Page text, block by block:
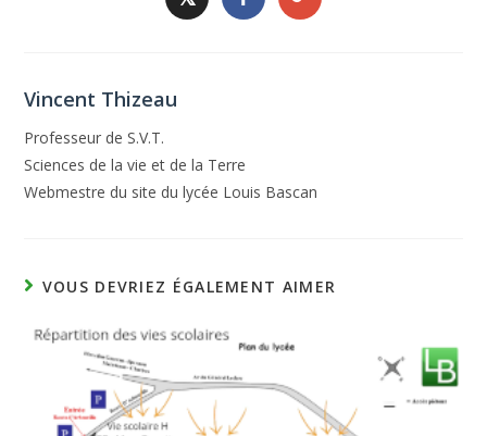
Vincent Thizeau
Professeur de S.V.T.
Sciences de la vie et de la Terre
Webmestre du site du lycée Louis Bascan
VOUS DEVRIEZ ÉGALEMENT AIMER